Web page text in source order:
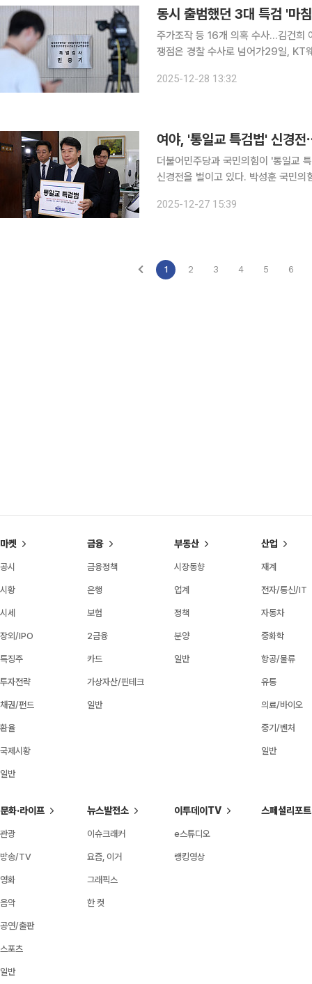
동시 출범했던 3대 특검 '마
주가조작 등 16개 의혹 수사…김건희
쟁점은 경찰 수사로 넘어가29일, KT웨
라 사상 처음으로 동시에 출범했던 이
2025-12-28 13:32
여야, '통일교 특검법' 신경
더불어민주당과 국민의힘이 '통일교
신경전을 벌이고 있다. 박성훈 국민의힘 수석대변인은 27일 논평을 내고 "자신들(민주당)의 통일교
현직 의원 로비 의혹 관련 진술을 듣
2025-12-27 15:39
1 2 3 4 5 6
마켓
공시
시황
시세
장외/IPO
특징주
투자전략
채권/펀드
환율
국제시황
일반
금융
금융정책
은행
보험
2금융
카드
가상자산/핀테크
일반
부동산
시장동향
업계
정책
분양
일반
산업
재계
전자/통신/IT
자동차
중화학
항공/물류
유통
의료/바이오
중기/벤처
일반
문화·라이프
관광
방송/TV
영화
음악
공연/출판
스포츠
일반
뉴스발전소
이슈크래커
요즘, 이거
그래픽스
한 컷
이투데이TV
e스튜디오
랭킹영상
스페셜리포트